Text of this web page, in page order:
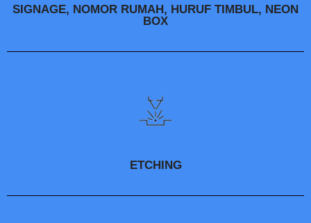
SIGNAGE, NOMOR RUMAH, HURUF TIMBUL, NEON
BOX
ETCHING